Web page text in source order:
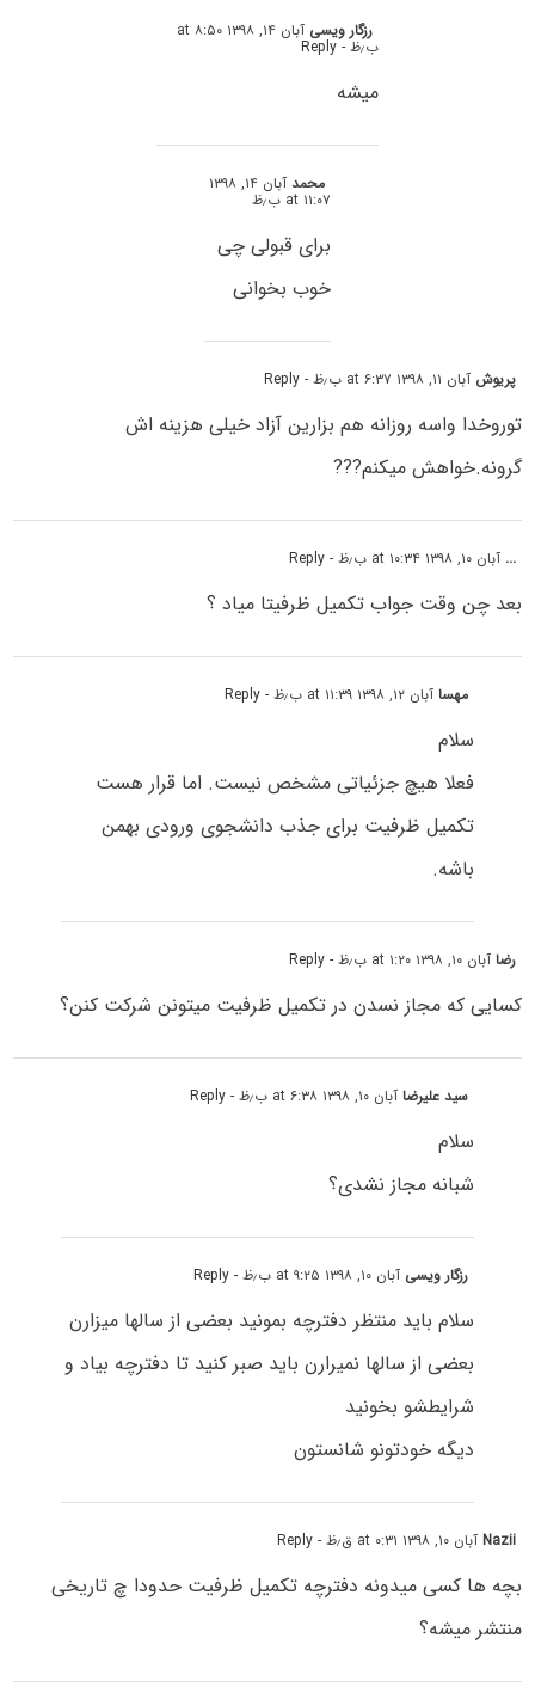
رزگار ویسی آبان ۱۴, ۱۳۹۸ at ۸:۵۰
ب٫ظ - Reply
میشه
محمد آبان ۱۴, ۱۳۹۸
at ۱۱:۰۷ ب٫ظ
برای قبولی چی
خوب بخوانی
پریوش آبان ۱۱, ۱۳۹۸ at ۶:۳۷ ب٫ظ - Reply
توروخدا واسه روزانه هم بزارین آزاد خیلی هزینه اش
گرونه.خواهش میکنم???
... آبان ۱۰, ۱۳۹۸ at ۱۰:۳۴ ب٫ظ - Reply
بعد چن وقت جواب تکمیل ظرفیتا میاد ؟
مهساآبان ۱۲, ۱۳۹۸ at ۱۱:۳۹ ب٫ظ - Reply
سلام
فعلا هیچ جزئیاتی مشخص نیست. اما قرار هست
تکمیل ظرفیت برای جذب دانشجوی ورودی بهمن
باشه.
رضاآبان ۱۰, ۱۳۹۸ at ۱:۲۰ ب٫ظ - Reply
کسایی که مجاز نسدن در تکمیل ظرفیت میتونن شرکت کنن؟
سید علیرضاآبان ۱۰, ۱۳۹۸ at ۶:۳۸ ب٫ظ - Reply
سلام
شبانه مجاز نشدی؟
رزگار ویسی آبان ۱۰, ۱۳۹۸ at ۹:۲۵ ب٫ظ - Reply
سلام باید منتظر دفترچه بمونید بعضی از سالها میزارن
بعضی از سالها نمیرارن باید صبر کنید تا دفترچه بیاد و
شرایطشو بخونید
دیگه خودتونو شانستون
Naziiآبان ۱۰, ۱۳۹۸ at ۰:۳۱ ق٫ظ - Reply
بچه ها کسی میدونه دفترچه تکمیل ظرفیت حدودا چ تاریخی
منتشر میشه؟